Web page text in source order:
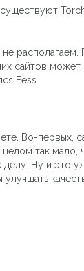
располагаем.
сайтов может
Fess.
Во-первых,
так мало,
Ну и это